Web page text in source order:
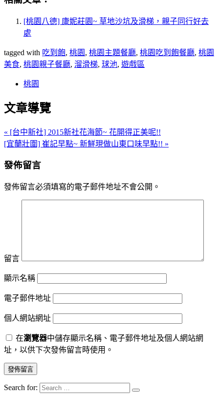
[桃園八德] 康妮莊園~ 草地沙坑及滑梯，親子同行好去
處
tagged with 吃到飽, 桃園 , 桃園主題餐廳, 桃園吃到飽餐廳, 桃園
美食, 桃園親子餐廳, 溜滑梯, 球池, 遊戲區
桃園
文章導覽
« [台中新社] 2015新社花海節~ 花開得正美呢!!
[宜蘭壯圍] 崔記早點~ 新鮮現做山東口味早點!! »
發佈留言
發佈留言必須填寫的電子郵件地址不會公開。
留言
顯示名稱
電子郵件地址
個人網站網址
在瀏覽器中儲存顯示名稱、電子郵件地址及個人網站網
址，以供下次發佈留言時使用。
Search for: